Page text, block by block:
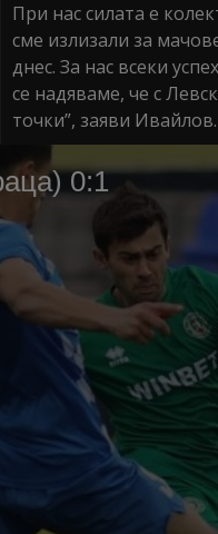
При нас силата е
сме излизали за
днес. За нас всеки
се надяваме, че с
точки”, заяви Ивайлов.